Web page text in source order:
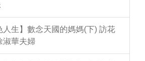
人生】數念天國的媽媽(下) 訪花
淑華夫婦